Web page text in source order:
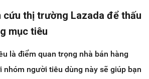
cứu thị trường Lazada để thấu
mục tiêu
là điểm quan trọng nhà bán hàng
nhóm người tiêu dùng này sẽ giúp bạn